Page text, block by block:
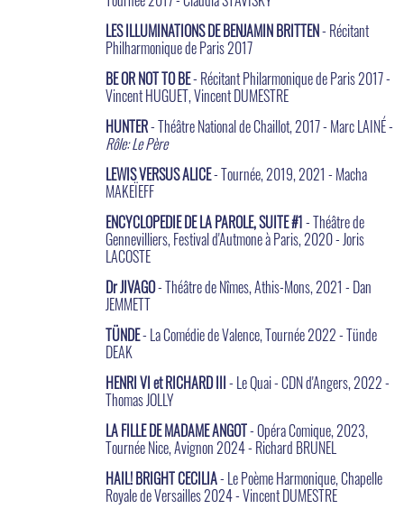
LES ILLUMINATIONS DE BENJAMIN BRITTEN- Récitant
Philharmonique de Paris 2017
BE OR NOT TO BE- Récitant Philarmonique de Paris 2017 -
Vincent HUGUET, Vincent DUMESTRE
HUNTER- Théâtre National de Chaillot, 2017 - Marc LAINÉ -
Rôle: Le Père
LEWIS VERSUS ALICE- Tournée, 2019, 2021 - Macha
MAKEÏEFF
ENCYCLOPEDIE DE LA PAROLE, SUITE #1- Théâtre de
Gennevilliers, Festival d'Autmone à Paris, 2020 - Joris
LACOSTE
Dr JIVAGO- Théâtre de Nîmes, Athis-Mons, 2021 - Dan
JEMMETT
TÜNDE- La Comédie de Valence, Tournée 2022 - Tünde
DEAK
HENRI VI et RICHARD III- Le Quai - CDN d'Angers, 2022 -
Thomas JOLLY
LA FILLE DE MADAME ANGOT- Opéra Comique, 2023,
Tournée Nice, Avignon 2024 - Richard BRUNEL
HAIL! BRIGHT CECILIA- Le Poème Harmonique, Chapelle
Royale de Versailles 2024 - Vincent DUMESTRE